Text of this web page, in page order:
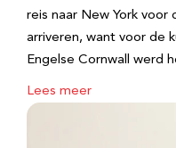
reis naar New York
arriveren, want voor de
Engelse Cornwall werd
Lees meer